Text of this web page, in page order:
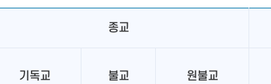
종교
기독교 불교 원불교